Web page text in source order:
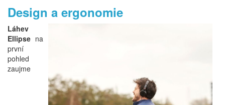
Design a ergonomie
Láhev
Ellipse na
první
pohled
zaujme